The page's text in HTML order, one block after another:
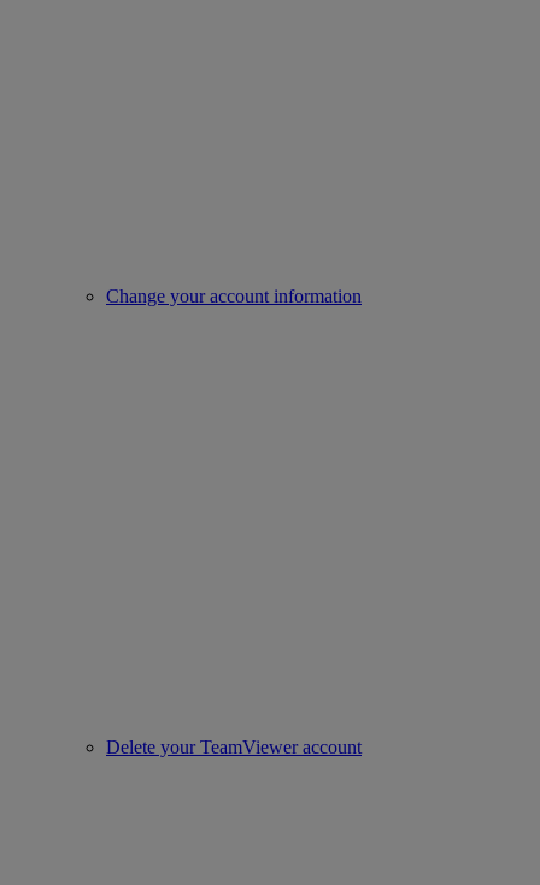
Change your account information
Delete your TeamViewer account